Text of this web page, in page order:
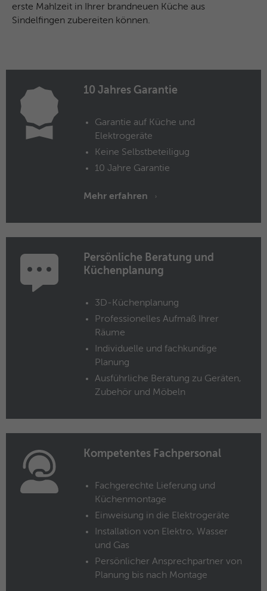
erste Mahlzeit in Ihrer brandneuen Küche aus
Sindelfingen zubereiten können.
10 Jahres Garantie
Garantie auf Küche und
Elektrogeräte
Keine Selbstbeteiligug
10 Jahre Garantie
Mehr erfahren
Persönliche Beratung und
Küchenplanung
3D-Küchenplanung
Professionelles Aufmaß Ihrer
Räume
Individuelle und fachkundige
Planung
Ausführliche Beratung zu Geräten,
Zubehör und Möbeln
Kompetentes Fachpersonal
Fachgerechte Lieferung und
Küchenmontage
Einweisung in die Elektrogeräte
Installation von Elektro, Wasser
und Gas
Persönlicher Ansprechpartner von
Planung bis nach Montage
Anbieter Facebook
Zweck
verschlüsselte Facebook-ID und Browser-
ID.
Name _clck
Microsoft Clarity
1 Jahr
Speichert eine eindeutige Benutzer-ID,
Sitzungen hinweg zu verknüpfen.
_clsk
Anbieter
Browsersession
Benutzers zu einer einzigen Clarity-
Sitzungsaufzeichnung.
Laufzeit 1 Jahr
Zweck
Gibt an, wann Clarity diesen Benutzer zum
ersten Mal auf einer Site gesehen hat, die
ANONCHK
Microsoft Clarity